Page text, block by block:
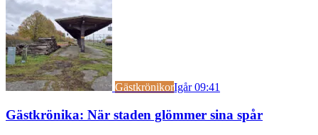
GästkrönikorIgår 09:41
Gästkrönika: När staden glömmer sina spår